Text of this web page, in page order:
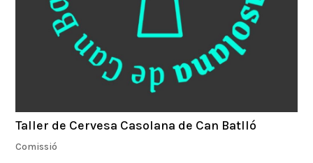
Taller de Cervesa Casolana de Can Batlló
Comissió